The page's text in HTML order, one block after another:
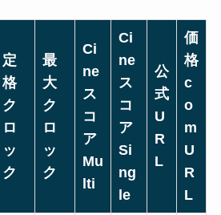
定
格
ク
ロ
ッ
ク
最
大
ク
ロ
ッ
ク
Ci
ne
ス
コ
ア
Mu
lti
Ci
ne
ス
コ
ア
Si
ng
le
公
式
U
R
L
価
格
c
o
m
U
R
L